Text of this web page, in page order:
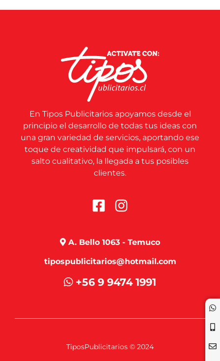
En Tipos Publicitarios apoyamos desde el
principio el desarrollo de todas tus ideas con
una gran variedad de servicios, aportando ese
toque de creatividad que impulsará, con un
salto cualitativo, la llegada a tus posibles
clientes.
A. Bello 1063 - Temuco
tipospublicitarios@hotmail.com
+56 9 9474 1991
TiposPublicitarios © 2024